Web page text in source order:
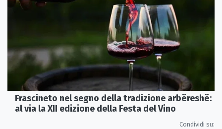
Frascineto nel segno della tradizione arbëreshë:
al via la XII edizione della Festa del Vino
Condividi su: